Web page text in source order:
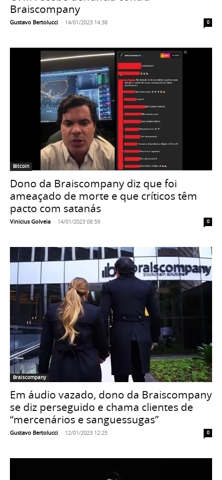
Braiscompany
Gustavo Bertolucci - 14/01/2023 14:38 0
Bitcoin
Dono da Braiscompany diz que foi
ameaçado de morte e que críticos têm
pacto com satanás
Vinicius Golveia - 14/01/2023 08:59 0
Braiscompany
Em áudio vazado, dono da Braiscompany
se diz perseguido e chama clientes de
“mercenários e sanguessugas”
Gustavo Bertolucci - 12/01/2023 12:25 0